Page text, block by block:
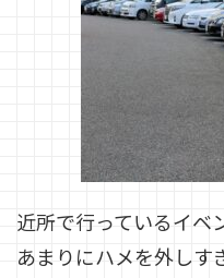
近所で行っているイベ
あまりにハメを外しす